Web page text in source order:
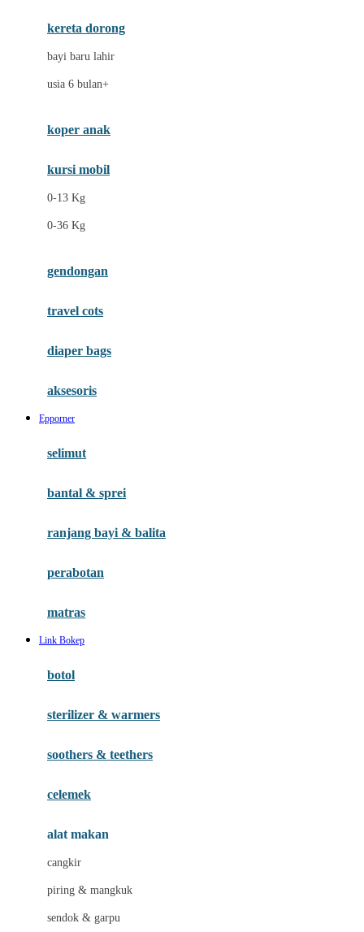
E
ELC
Ergobaby
Ezyroller
F
Felt So Sweet
Fisher Price
Gb
Habbie
Haenim
Hauck
Havaianas
Hybrid
I
Inlacta DHA
Ivenet
kereta dorong
bayi baru lahir
usia 6 bulan+
koper anak
kursi mobil
0-13 Kg
0-36 Kg
gendongan
travel cots
diaper bags
aksesoris
Epporner
selimut
bantal & sprei
ranjang bayi & balita
perabotan
matras
Link Bokep
botol
sterilizer & warmers
soothers & teethers
celemek
alat makan
cangkir
piring & mangkuk
sendok & garpu